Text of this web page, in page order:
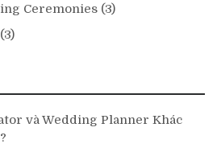
Ceremonies (3)
(3)
và Wedding Planner Khác